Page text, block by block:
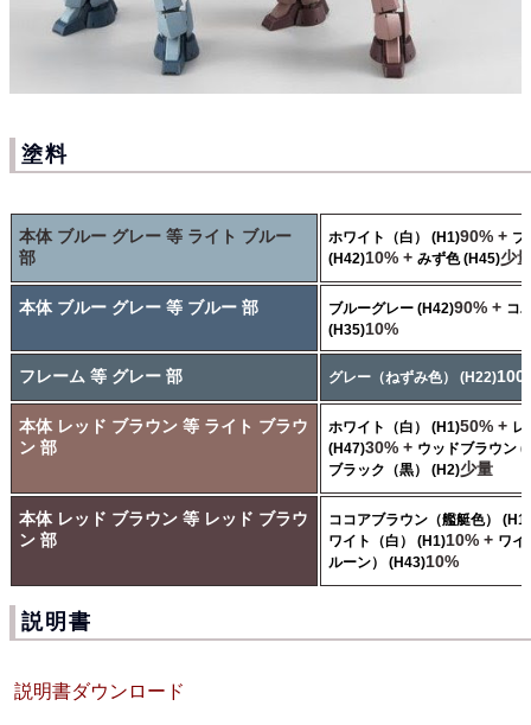
塗料
本体 ブルー グレー 等 ライト ブルー
部
ホワイト（白） (H1)90% + ブ
(H42)10% + みず色 (H45)少
本体 ブルー グレー 等 ブルー 部 ブルーグレー (H42)90% + コ
(H35)10%
フレーム 等 グレー 部 グレー（ねずみ色） (H22)
本体 レッド ブラウン 等 ライト ブラウ
ン 部
ホワイト（白） (H1)50% + レ
(H47)30% + ウッドブラウン
ブラック（黒） (H2)少量
本体 レッド ブラウン 等 レッド ブラウ
ン 部
ココアブラウン（艦艇色）
ワイト（白） (H1)10% + ワイ
ルーン） (H43)10%
説明書
説明書ダウンロード